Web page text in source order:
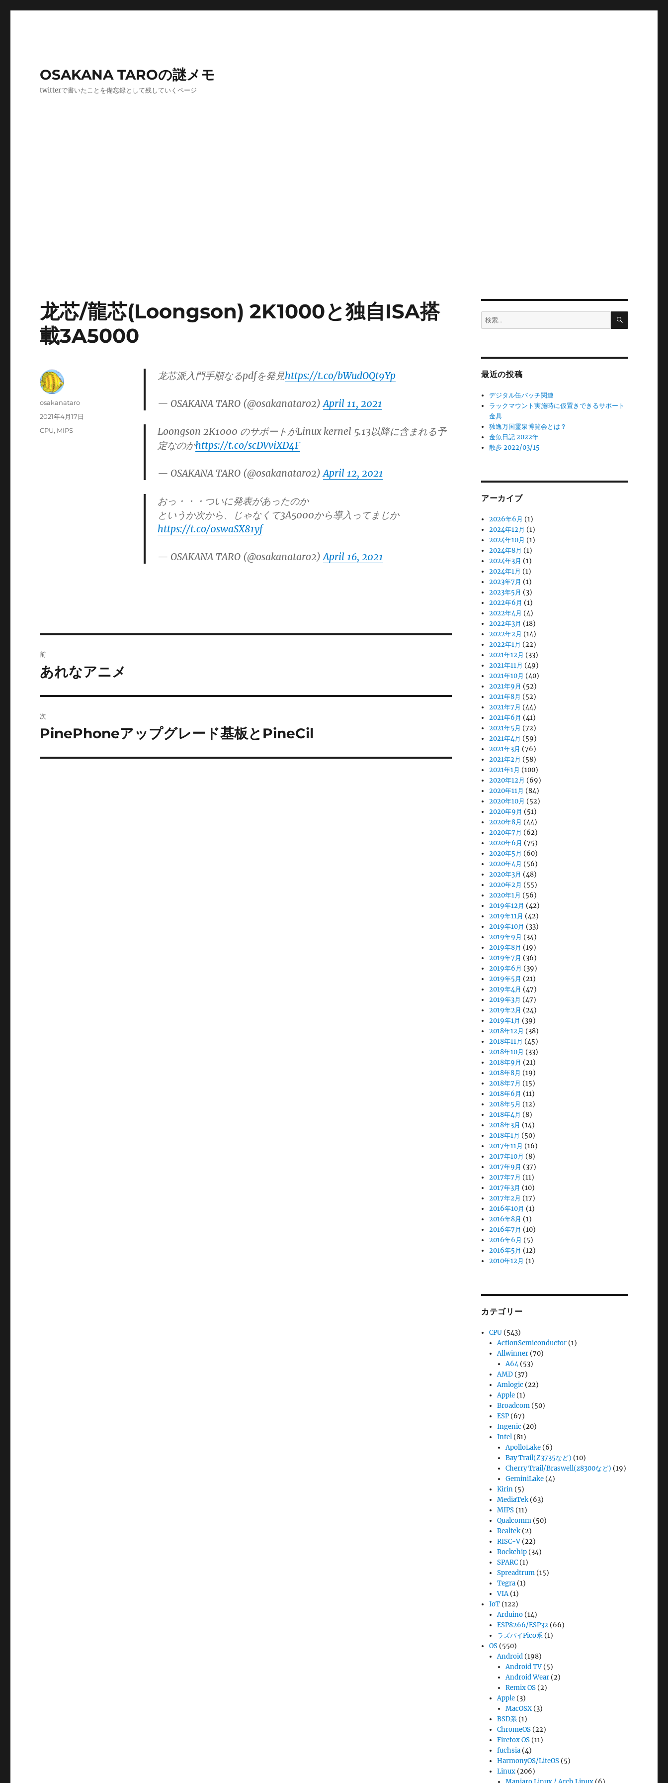
OSAKANA TAROの謎メモ
twitterで書いたことを備忘録として残していくページ
龙芯/龍芯(Loongson) 2K1000と独自ISA搭
載3A5000
龙芯派入門手順なるpdfを発見https://t.co/bWudOQt9Yp
— OSAKANA TARO (@osakanataro2)April 11, 2021
Loongson 2K1000 のサポートがLinux kernel 5.13以降に含まれる予
定なのかhttps://t.co/scDVviXD4F
— OSAKANA TARO (@osakanataro2)April 12, 2021
おっ・・・ついに発表があったのか
というか次から、じゃなくて3A5000から導入ってまじか
https://t.co/0swaSX81yf
— OSAKANA TARO (@osakanataro2)April 16, 2021
投
osakanataro
投
2021年4月17日
カ
CPU, MIPS
稿
ゲ
前
前
投
稿:
あれなアニメ
次
次
投
PinePhoneアップグレード基板とPineCil
検
索:
検
最近の投稿
デジタル缶バッチ関連
ラックマウント実施時に仮置きできるサポート
金具
独逸万国霊泉博覧会とは？
金魚日記 2022年
散歩 2022/03/15
アーカイブ
2026年6月 (1)
2024年12月 (1)
2024年10月 (1)
2024年8月 (1)
2024年3月 (1)
2024年1月 (1)
2023年7月 (1)
2023年5月 (3)
2022年6月 (1)
2022年4月 (4)
2022年3月 (18)
2022年2月 (14)
2022年1月 (22)
2021年12月 (33)
2021年11月 (49)
2021年10月 (40)
2021年9月 (52)
2021年8月 (52)
2021年7月 (44)
2021年6月 (41)
2021年5月 (72)
2021年4月 (59)
2021年3月 (76)
2021年2月 (58)
2021年1月 (100)
2020年12月 (69)
2020年11月 (84)
2020年10月 (52)
2020年9月 (51)
2020年8月 (44)
2020年7月 (62)
2020年6月 (75)
2020年5月 (60)
2020年4月 (56)
2020年3月 (48)
2020年2月 (55)
2020年1月 (56)
2019年12月 (42)
2019年11月 (42)
2019年10月 (33)
2019年9月 (34)
2019年8月 (19)
2019年7月 (36)
2019年6月 (39)
2019年5月 (21)
2019年4月 (47)
2019年3月 (47)
2019年2月 (24)
2019年1月 (39)
2018年12月 (38)
2018年11月 (45)
2018年10月 (33)
2018年9月 (21)
2018年8月 (19)
2018年7月 (15)
2018年6月 (11)
2018年5月 (12)
2018年4月 (8)
2018年3月 (14)
2018年1月 (50)
2017年11月 (16)
2017年10月 (8)
2017年9月 (37)
2017年7月 (11)
2017年3月 (10)
2017年2月 (17)
2016年10月 (1)
2016年8月 (1)
2016年7月 (10)
2016年6月 (5)
2016年5月 (12)
2010年12月 (1)
カテゴリー
CPU (543)
ActionSemiconductor (1)
Allwinner (70)
A64(53)
AMD (37)
Amlogic (22)
Apple (1)
Broadcom (50)
ESP (67)
Ingenic (20)
Intel (81)
ApolloLake(6)
Bay Trail(Z3735など) (10)
Cherry Trail/Braswell(z8300など) (19)
GeminiLake(4)
Kirin (5)
MediaTek (63)
MIPS (11)
Qualcomm (50)
Realtek (2)
RISC-V (22)
Rockchip (34)
SPARC (1)
Spreadtrum (15)
Tegra (1)
VIA(1)
IoT (122)
Arduino (14)
ESP8266/ESP32 (66)
ラズパイPico系 (1)
OS (550)
Android (198)
Android TV(5)
Android Wear(2)
Remix OS(2)
Apple (3)
MacOSX(3)
BSD系 (1)
ChromeOS (22)
Firefox OS (11)
fuchsia (4)
HarmonyOS/LiteOS (5)
Linux (206)